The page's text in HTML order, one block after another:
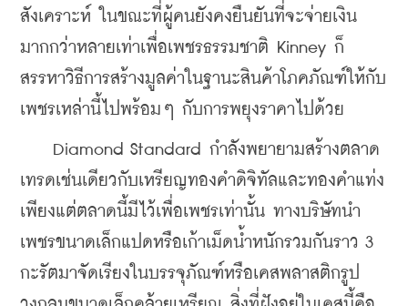
สังเคราะห์ ในขณะที่ผู้คนยังคงยืนยันที่จะจ่ายเงิน
มากกว่าหลายเท่าเพื่อเพชรธรรมชาติ Kinney ก็
สรรหาวิธีการสร้างมูลค่าในฐานะสินค้าโภคภัณฑ์ให้กับ
เพชรเหล่านี้ไปพร้อมๆ กับการพยุงราคาไปด้วย
Diamond Standard กำลังพยายามสร้างตลาด
เทรดเช่นเดียวกับเหรียญทองคำดิจิทัลและทองคำแท่ง
เพียงแต่ตลาดนี้มีไว้เพื่อเพชรเท่านั้น ทางบริษัทนำ
เพชรขนาดเล็กแปดหรือเก้าเม็ดน้ำหนักรวมกันราว 3
กะรัตมาจัดเรียงในบรรจุภัณฑ์หรือเคสพลาสติกรูป